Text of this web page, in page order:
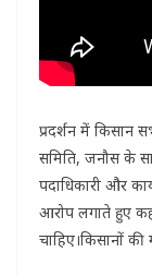
प्रदर्शन में किसान
समिति, जनौस के
पदाधिकारी और
आरोप लगाते हुए
चाहिए।किसानों की